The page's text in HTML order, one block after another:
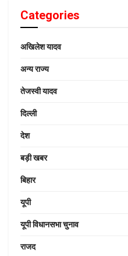
Categories
अखिलेश यादव
अन्य राज्य
तेजस्वी यादव
दिल्ली
देश
बड़ी खबर
बिहार
यूपी
यूपी विधानसभा चुनाव
राजद